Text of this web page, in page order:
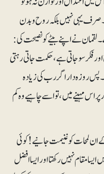
یہی نہیں بلکہ روح و بدن
لقمان نے اپنے بیٹے کو نصیحت کی:
فکر سو جاتی ہے، حکمت جاتی رہتی
روزہ دار اگر رب کی زیادہ
اس مہینے میں، تو اسے چاہیے وہ کم
کو غنیمت جانیے! کوئی
مقام نہیں رکھتا اور ایسا افضل